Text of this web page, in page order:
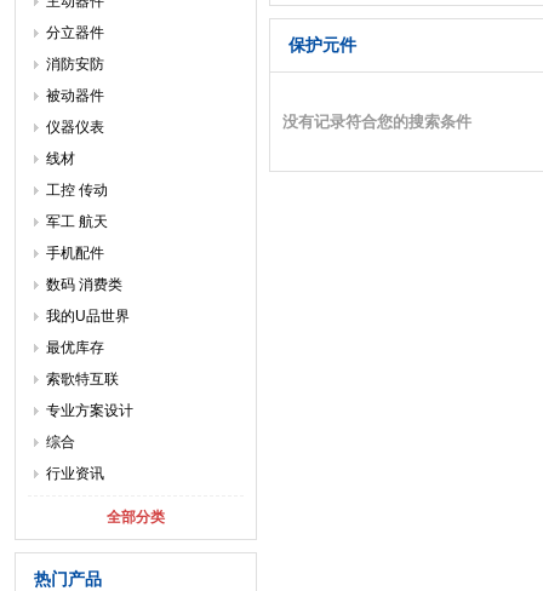
分立器件
消防安防
被动器件
仪器仪表
线材
工控 传动
军工 航天
手机配件
数码 消费类
我的U品世界
最优库存
索歌特互联
专业方案设计
综合
行业资讯
全部分类
热门产品
保护元件
没有记录符合您的搜索条件